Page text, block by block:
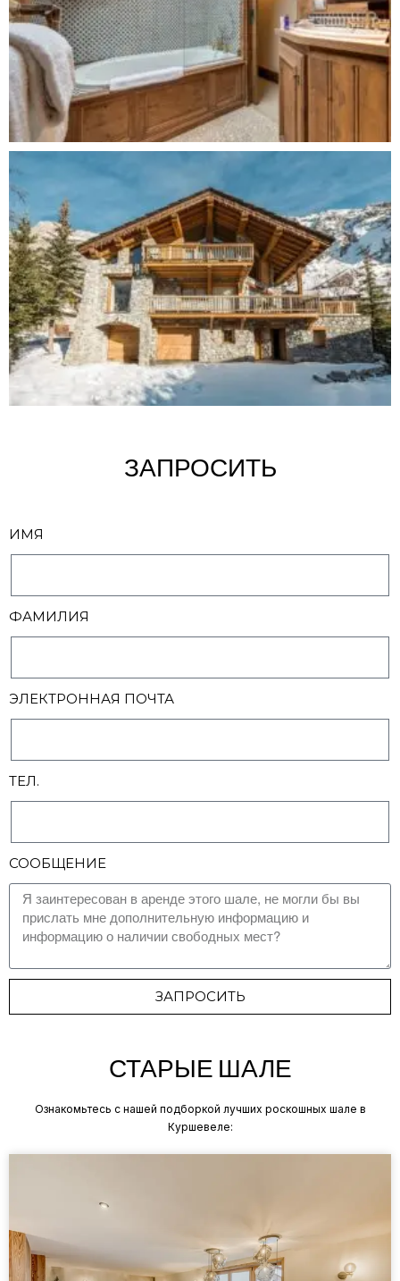
ЗАПРОСИТЬ
ИМЯ
ФАМИЛИЯ
ЭЛЕКТРОННАЯ ПОЧТА
ТЕЛ.
СООБЩЕНИЕ
ЗАПРОСИТЬ
СТАРЫЕ ШАЛЕ
Ознакомьтесь с нашей подборкой лучших роскошных шале в
Куршевеле: